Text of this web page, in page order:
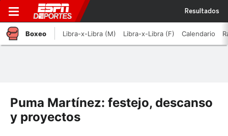
Resultados
Boxeo Libra-x-Libra (M) Libra-x-Libra (F) Calendario
Puma Martínez: festejo, descanso
y proyectos